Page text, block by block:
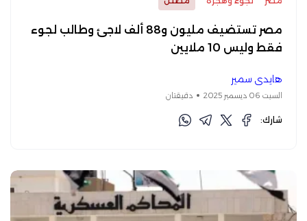
مصر تستضيف مليون و88 ألف لاجئ وطالب لجوء
فقط وليس 10 ملايين
هايدي سمير
السبت 06 ديسمبر 2025 دقيقتان
شارك: